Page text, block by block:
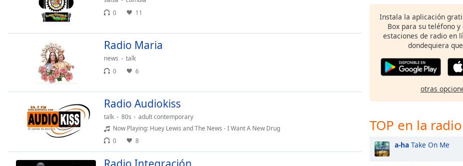
selected
settings,
opens
subtitles
dialog
0
11
Radio Maria
news
talk
0
6
Radio Audiokiss
talk 80s
adult contemporary
Now Playing: Huey Lewis and The News - I Want A New Drug
0
8
Instala la aplicación
Box para su teléfono y
estaciones de radio en
dondequiera
otras
TOP en la radio
a-ha Take On Me